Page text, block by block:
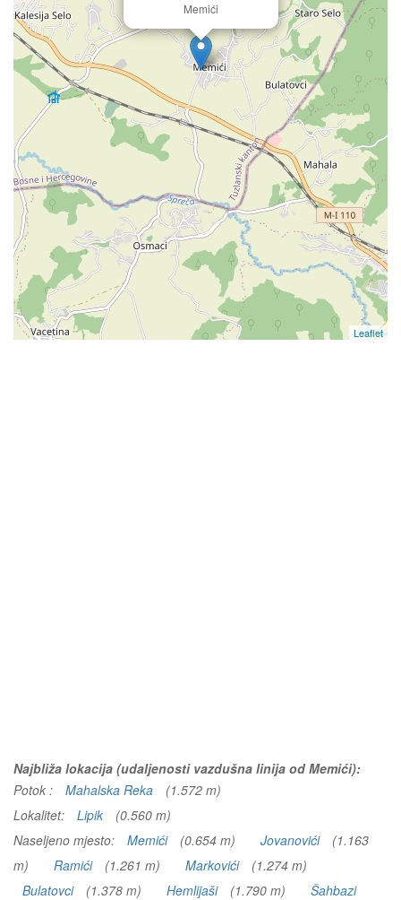
Memići
Leaflet
Najbliža lokacija (udaljenosti vazdušna linija od Memići):
Potok :
Mahalska Reka
(1.572 m)
Lokalitet:
Lipik
(0.560 m)
Naseljeno mjesto:
Memići (0.654 m) Jovanovići
(1.163
m)
Ramići (1.261 m) Markovići
(1.274 m)
Bulatovci
(1.378 m) Hemlijaši (1.790 m)
Šahbazi